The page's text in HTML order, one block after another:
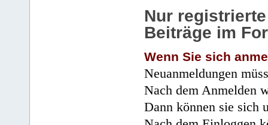
Nur
Beiträge im
Wenn Sie sich
Neuanmeldungen
Nach dem Anmelden
Dann können sie sich